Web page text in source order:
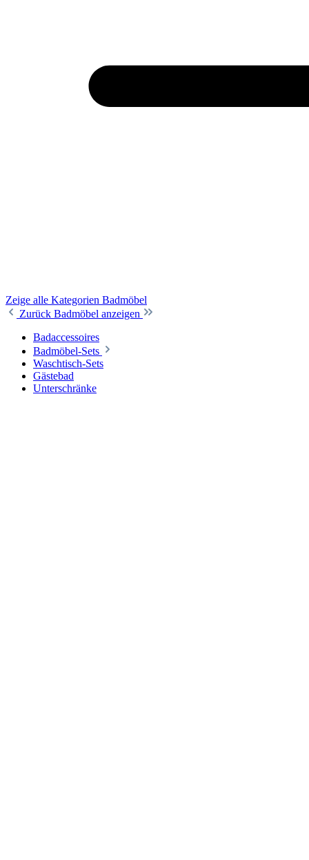
Zeige alle Kategorien Badmöbel
Zurück Badmöbel anzeigen
Badaccessoires
Badmöbel-Sets
Waschtisch-Sets
Gästebad
Unterschränke